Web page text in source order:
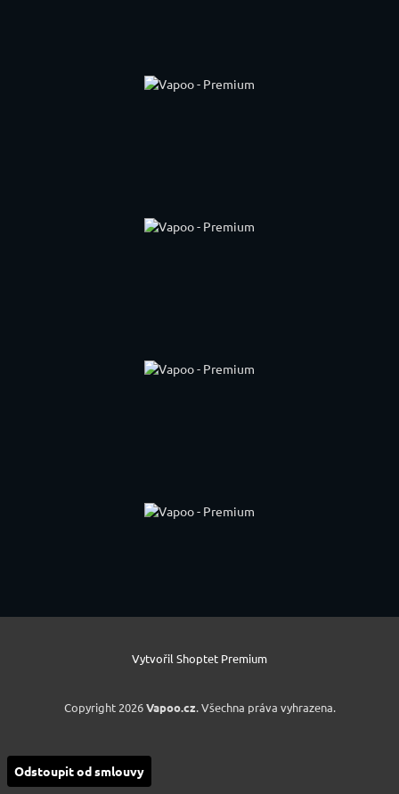
Vytvořil Shoptet Premium
Copyright 2026Vapoo.cz. Všechna práva vyhrazena.
Odstoupit od smlouvy